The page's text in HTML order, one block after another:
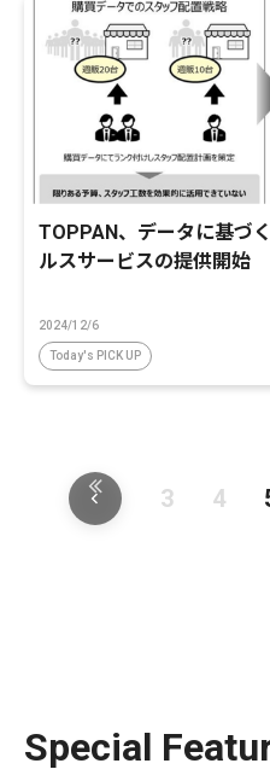
TOPPAN、データに基づ
ルスサービスの提供開始
2024/12/6
Today's PICK UP
3 4
Special